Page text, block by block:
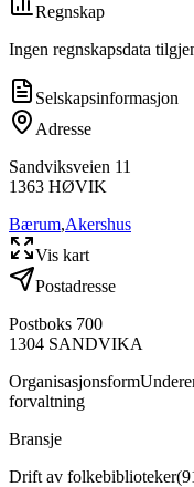
Regnskap
Ingen regnskapsdata
Selskapsinformasjon
Adresse
Sandviksveien 11
1363 HØVIK
Bærum,Akershus
Vis kart
Postadresse
Postboks 700
1304 SANDVIKA
Organisasjonsform
forvaltning
Bransje
Drift av folkebiblioteker(